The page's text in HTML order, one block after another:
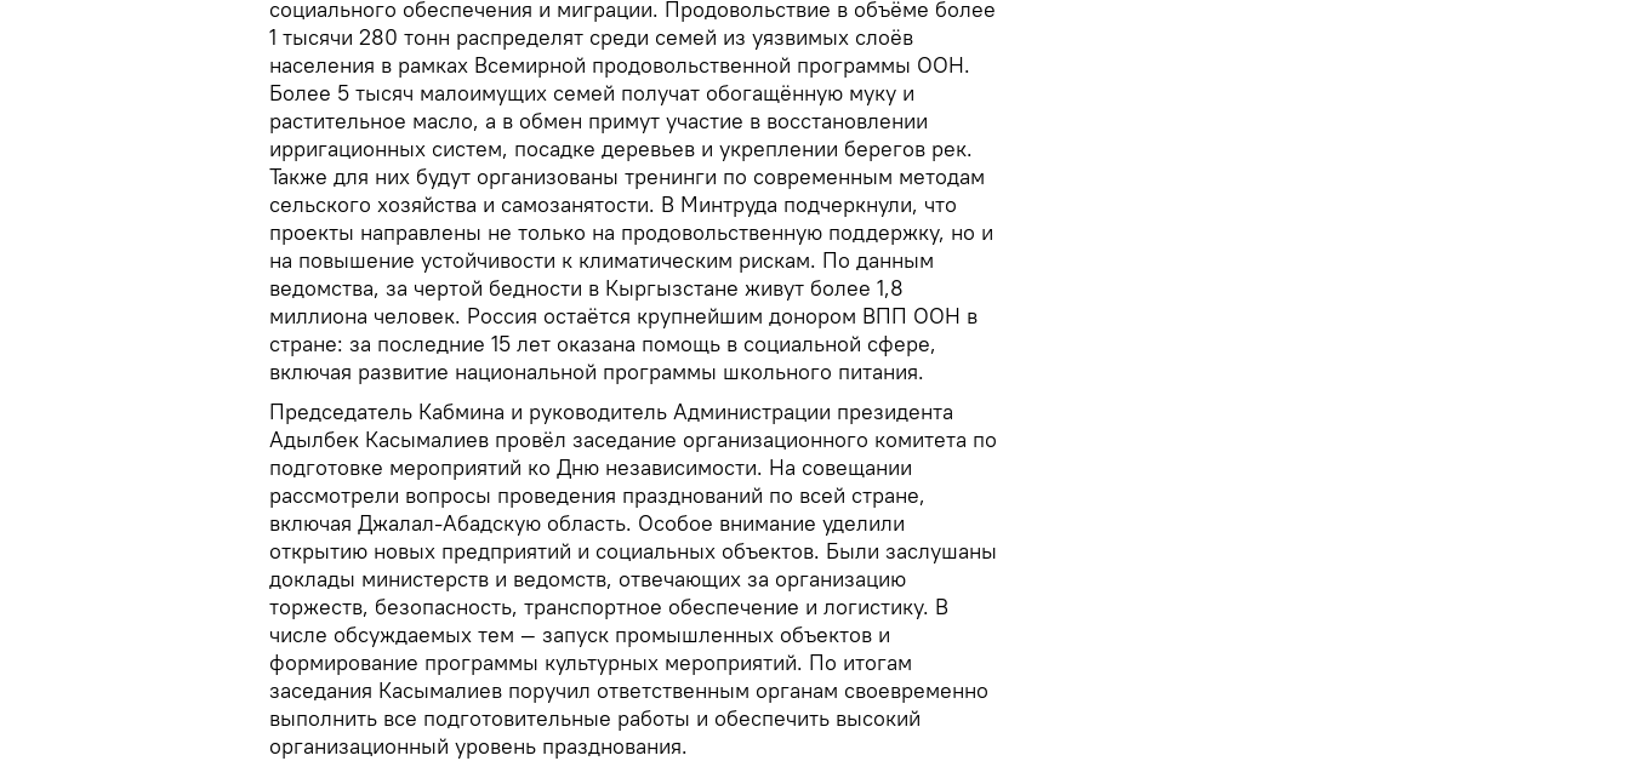
социального обеспечения и миграции. Продовольствие в объёме более
1 тысячи 280 тонн распределят среди семей из уязвимых слоёв
населения в рамках Всемирной продовольственной программы ООН.
Более 5 тысяч малоимущих семей получат обогащённую муку и
растительное масло, а в обмен примут участие в восстановлении
ирригационных систем, посадке деревьев и укреплении берегов рек.
Также для них будут организованы тренинги по современным методам
сельского хозяйства и самозанятости. В Минтруда подчеркнули, что
проекты направлены не только на продовольственную поддержку, но и
на повышение устойчивости к климатическим рискам. По данным
ведомства, за чертой бедности в Кыргызстане живут более 1,8
миллиона человек. Россия остаётся крупнейшим донором ВПП ООН в
стране: за последние 15 лет оказана помощь в социальной сфере,
включая развитие национальной программы школьного питания.
Председатель Кабмина и руководитель Администрации президента
Адылбек Касымалиев провёл заседание организационного комитета по
подготовке мероприятий ко Дню независимости. На совещании
рассмотрели вопросы проведения празднований по всей стране,
включая Джалал-Абадскую область. Особое внимание уделили
открытию новых предприятий и социальных объектов. Были заслушаны
доклады министерств и ведомств, отвечающих за организацию
торжеств, безопасность, транспортное обеспечение и логистику. В
числе обсуждаемых тем — запуск промышленных объектов и
формирование программы культурных мероприятий. По итогам
заседания Касымалиев поручил ответственным органам своевременно
выполнить все подготовительные работы и обеспечить высокий
организационный уровень празднования.